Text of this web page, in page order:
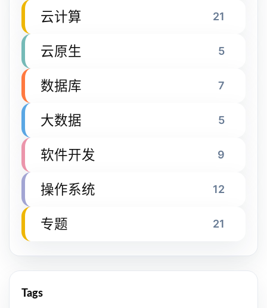
云计算 21
云原生 5
数据库 7
大数据 5
软件开发 9
操作系统 12
专题 21
Tags